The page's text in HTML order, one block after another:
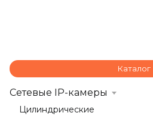
Каталог
Сетевые IP-камеры
Цилиндрические